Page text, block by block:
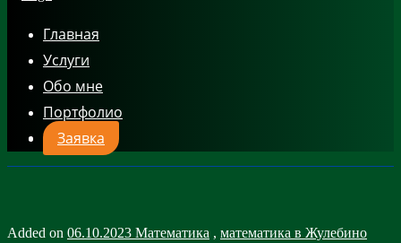
Главная
Услуги
Обо мне
Портфолио
Заявка
Added on 06.10.2023 Математика , математика в Жулебино